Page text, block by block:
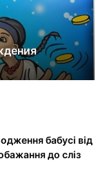
бабусі від
до сліз